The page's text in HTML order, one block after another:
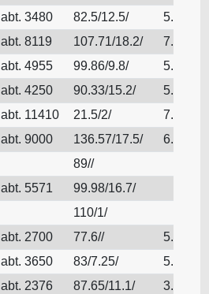
abt. 3480 82.5/12.5/
5.3
abt. 8119 107.71/18.2/
7.81
abt. 4955 99.86/9.8/
5.968
abt. 4250 90.33/15.2/
5.64
abt. 11410 21.5/2/
7.62
abt. 9000 136.57/17.5/
6.19
89//
abt. 5571
99.98/16.7/
110/1/
abt. 2700 77.6//
5.6
abt. 3650 83/7.25/
5.7
abt. 2376 87.65/11.1/
3.92